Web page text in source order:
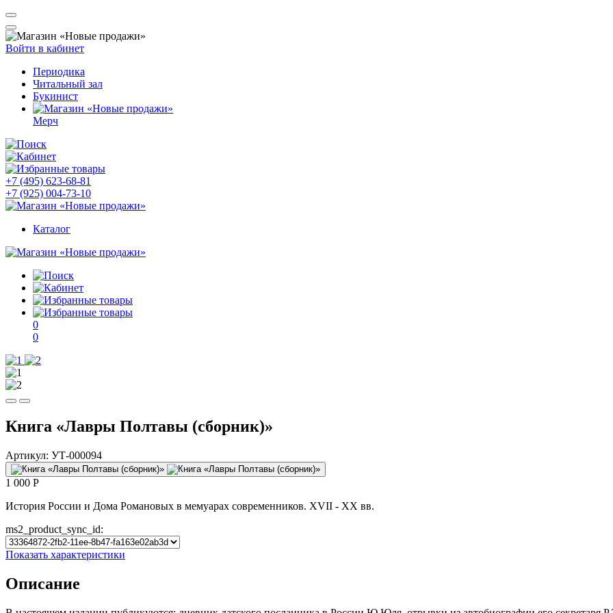
Войти в кабинет
Периодика
Читальный зал
Букинист
Мерч
+7 (495) 623-68-81
+7 (925) 004-73-10
Каталог
0
0
Книга «Лавры Полтавы (сборник)»
Артикул: УТ-000094
1 000 P
История России и Дома Романовых в мемуарах современников. XVII - XX вв.
ms2_product_sync_id:
Показать характеристики
Описание